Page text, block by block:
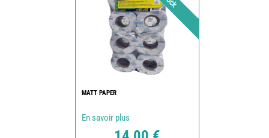
MATT PAPER
En savoir plus